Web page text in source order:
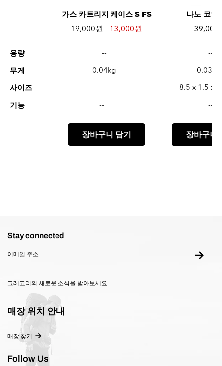
가스 카트리지 케이스 S FS
19,000 원 13,000 원
용량 --
무게 0.04kg
사이즈 --
기능 --
장바구니 담기
나노 코인
39,000
--
8.5 x 1.5 x
--
장바구니
Stay connected
그레고리의 새로운 소식을 받아보세요
매장 위치 안내
매장 찾기
Follow Us